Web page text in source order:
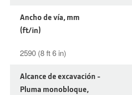
Ancho de vía, mm
(ft/in)
2590 (8 ft 6 in)
Alcance de excavación -
Pluma monobloque,